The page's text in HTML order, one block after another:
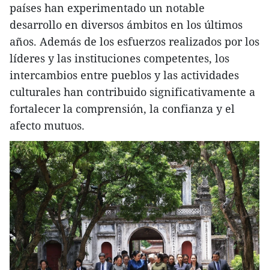
países han experimentado un notable
desarrollo en diversos ámbitos en los últimos
años. Además de los esfuerzos realizados por los
líderes y las instituciones competentes, los
intercambios entre pueblos y las actividades
culturales han contribuido significativamente a
fortalecer la comprensión, la confianza y el
afecto mutuos.